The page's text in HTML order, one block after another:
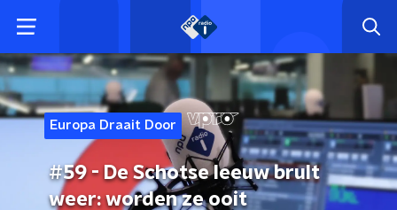
Europa Draait Door
#59 - De Schotse leeuw brult
weer: worden ze ooit